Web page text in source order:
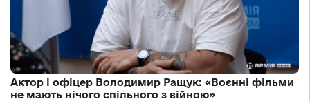
Актор і офіцер Володимир Ращук: «Воєнні фільми
не мають нічого спільного з війною»